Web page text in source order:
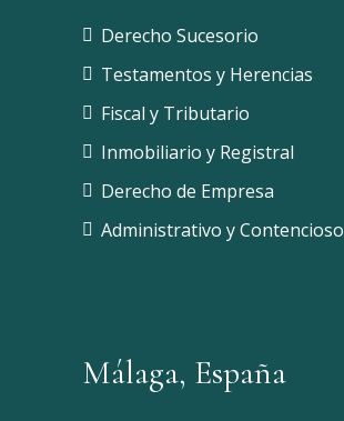
Derecho Sucesorio
Testamentos y Herencias
Fiscal y Tributario
Inmobiliario y Registral
Derecho de Empresa
Administrativo y Contencioso
Málaga, España